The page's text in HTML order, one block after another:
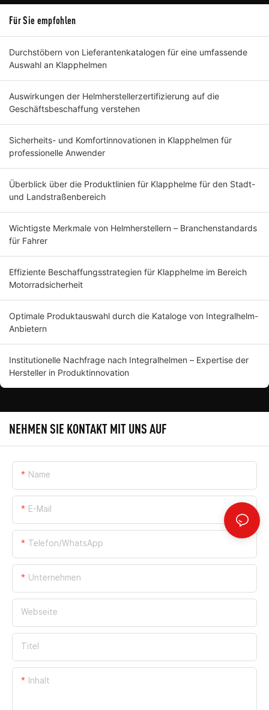
Für Sie empfohlen
Durchstöbern von Lieferantenkatalogen für eine umfassende
Auswahl an Klapphelmen
Auswirkungen der Helmherstellerzertifizierung auf die
Geschäftsbeschaffung verstehen
Sicherheits- und Komfortinnovationen in Klapphelmen für
professionelle Anwender
Überblick über die Produktlinien für Klapphelme für den Stadt-
und Landstraßenbereich
Wichtigste Merkmale von Helmherstellern – Branchenstandards
für Fahrer
Effiziente Beschaffungsstrategien für Klapphelme im Bereich
Motorradsicherheit
Optimale Produktauswahl durch die Kataloge von Integralhelm-
Anbietern
Institutionelle Nachfrage nach Integralhelmen – Expertise der
Hersteller in Produktinnovation
NEHMEN SIE KONTAKT MIT UNS AUF
Name
E-Mail
Telefon/WhatsApp
Unternehmen
Webseite
Titel
Inhalt